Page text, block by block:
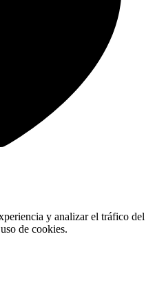
y analizar el tráfico del
de cookies.